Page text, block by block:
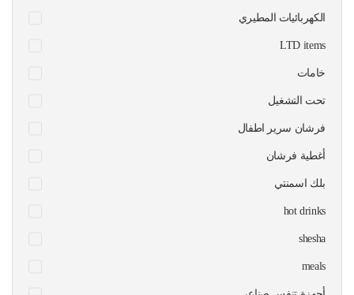
الكهربائيات المطيري
LTD items
خامات
تحت التشغيل
فرشان سرير اطفال
أغطية فرشان
بلك اسمنتي
hot drinks
shesha
meals